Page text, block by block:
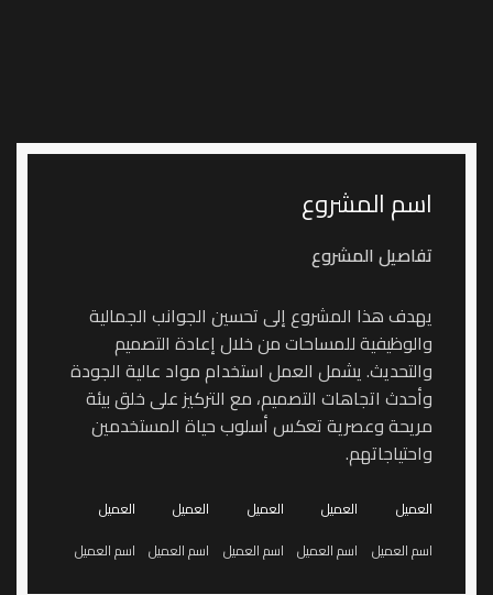
اسم المشروع
تفاصيل المشروع
يهدف هذا المشروع إلى تحسين الجوانب الجمالية
والوظيفية للمساحات من خلال إعادة التصميم
والتحديث. يشمل العمل استخدام مواد عالية الجودة
وأحدث اتجاهات التصميم، مع التركيز على خلق بيئة
مريحة وعصرية تعكس أسلوب حياة المستخدمين
واحتياجاتهم.
العميل
اسم العميل
العميل
اسم العميل
العميل
اسم العميل
العميل
اسم العميل
العميل
اسم العميل